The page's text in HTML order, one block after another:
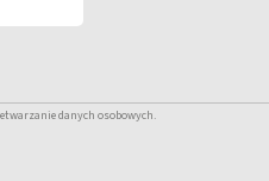
danych osobowych.